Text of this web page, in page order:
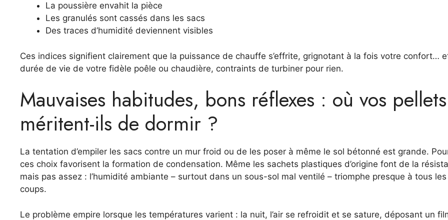
La poussière envahit la pièce
Les granulés sont cassés dans les sacs
Des traces d’humidité deviennent visibles
Ces indices signifient clairement que la puissance de chauffe s’effrite, grignotant à la fois votre confort…
durée de vie de votre fidèle poêle ou chaudière, contraints de turbiner pour rien.
Mauvaises habitudes, bons réflexes : où vos pellets
méritent-ils de dormir ?
La tentation d’empiler les sacs contre un mur froid ou de les poser à même le sol bétonné est grande.
ces choix favorisent la formation de condensation. Même les sachets plastiques d’origine font de la
mais pas assez : l’humidité ambiante – surtout dans un sous-sol mal ventilé – triomphe presque à tous les
coups.
Le problème empire lorsque les températures varient : la nuit, l’air se refroidit et se sature, déposant un